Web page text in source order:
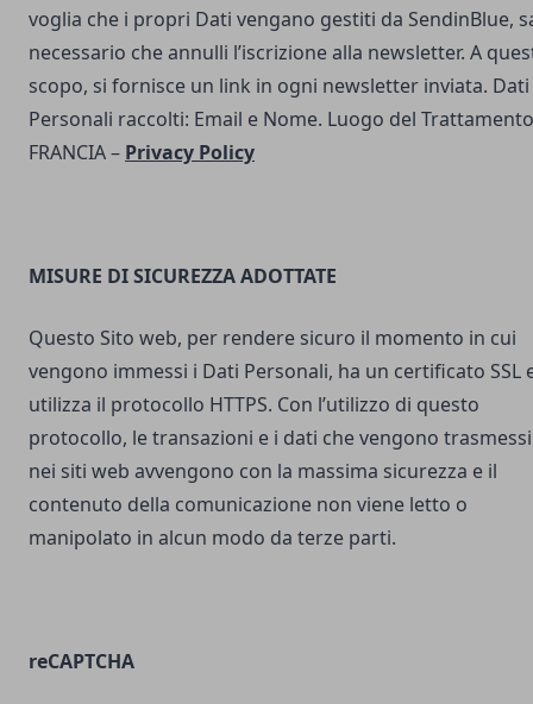
voglia che i propri Dati vengano gestiti da SendinBlue,
necessario che annulli l’iscrizione alla newsletter. A
scopo, si fornisce un link in ogni newsletter inviata. Dati
Personali raccolti: Email e Nome. Luogo del
FRANCIA – Privacy Policy
MISURE DI SICUREZZA ADOTTATE
Questo Sito web, per rendere sicuro il momento in cui
vengono immessi i Dati Personali, ha un certificato SSL
utilizza il protocollo HTTPS. Con l’utilizzo di questo
protocollo, le transazioni e i dati che vengono trasmessi
nei siti web avvengono con la massima sicurezza e il
contenuto della comunicazione non viene letto o
manipolato in alcun modo da terze parti.
reCAPTCHA